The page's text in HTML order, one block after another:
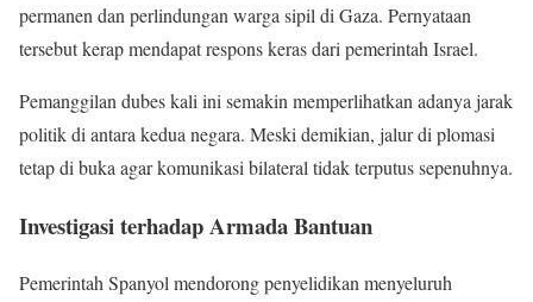
permanen dan perlindungan warga sipil di Gaza. Pernyataan
tersebut kerap mendapat respons keras dari pemerintah Israel.
Pemanggilan dubes kali ini semakin memperlihatkan adanya jarak
politik di antara kedua negara. Meski demikian, jalur di plomasi
tetap di buka agar komunikasi bilateral tidak terputus sepenuhnya.
Investigasi terhadap Armada Bantuan
Pemerintah Spanyol mendorong penyelidikan menyeluruh